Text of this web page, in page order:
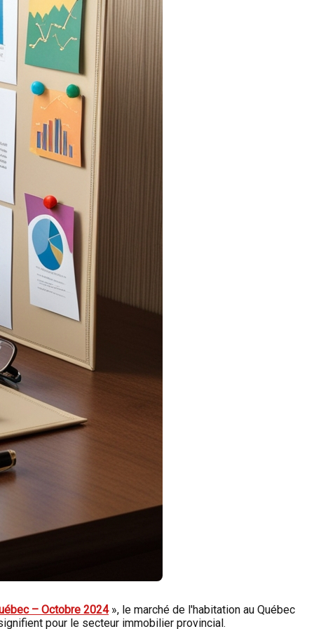
– Octobre 2024», le marché de l'habitation au Québec
pour le secteur immobilier provincial.